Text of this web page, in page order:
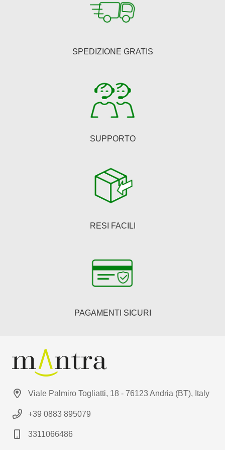
SPEDIZIONE GRATIS
SUPPORTO
RESI FACILI
PAGAMENTI SICURI
Viale Palmiro Togliatti, 18 - 76123 Andria (BT), Italy
+39 0883 895079
3311066486